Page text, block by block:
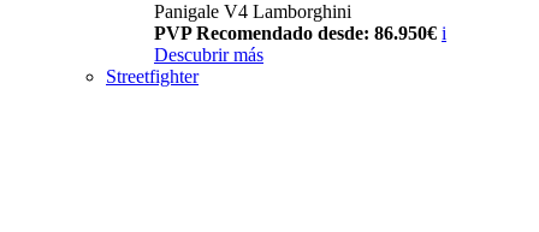
Panigale V4 Lamborghini
PVP Recomendado desde: 86.950€ i
Descubrir más
Streetfighter